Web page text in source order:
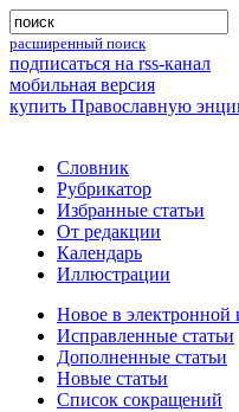
расширенный поиск
подписаться на rss-канал
мобильная версия
купить Православную
Словник
Рубрикатор
Избранные статьи
От редакции
Календарь
Иллюстрации
Новое в электронной
Исправленные статьи
Дополненные статьи
Новые статьи
Список сокращений